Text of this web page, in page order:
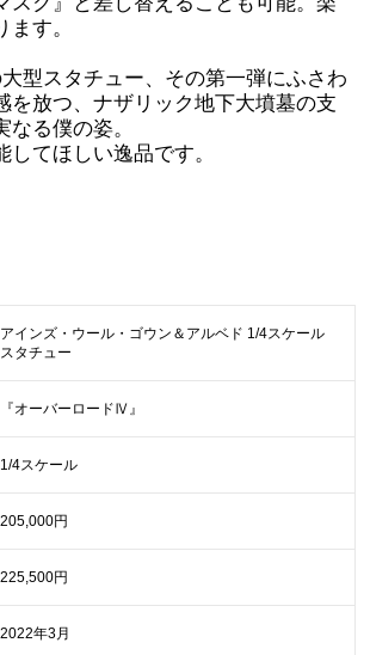
す。
大型スタチュー、その第一弾にふさわ
を放つ、ナザリック地下大墳墓の支
る僕の姿。
てほしい逸品です。
アインズ・ウール・ゴウン＆アルベド 1/4スケール
スタチュー
『オーバーロードⅣ』
1/4スケール
205,000円
225,500円
2022年3月